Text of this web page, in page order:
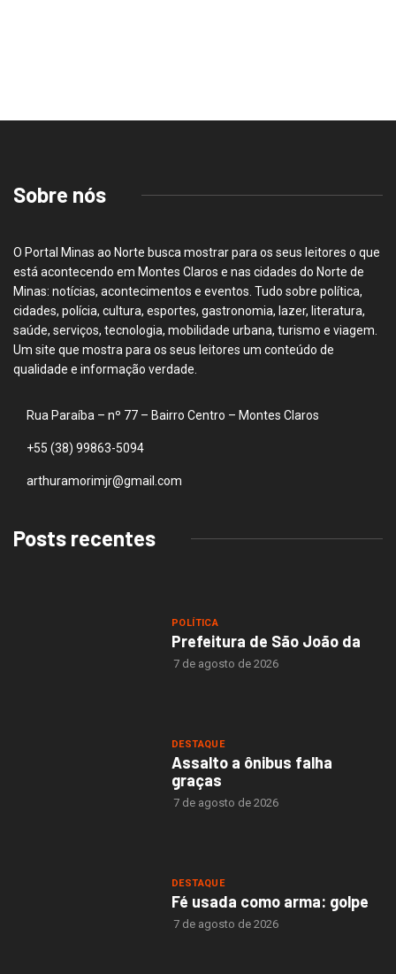
Sobre nós
O Portal Minas ao Norte busca mostrar para os seus leitores o que
está acontecendo em Montes Claros e nas cidades do Norte de
Minas: notícias, acontecimentos e eventos. Tudo sobre política,
cidades, polícia, cultura, esportes, gastronomia, lazer, literatura,
saúde, serviços, tecnologia, mobilidade urbana, turismo e viagem.
Um site que mostra para os seus leitores um conteúdo de
qualidade e informação verdade.
Rua Paraíba – nº 77 – Bairro Centro – Montes Claros
+55 (38) 99863-5094
arthuramorimjr@gmail.com
Posts recentes
POLÍTICA
Prefeitura de São João da
7 de agosto de 2026
DESTAQUE
Assalto a ônibus falha
graças
7 de agosto de 2026
DESTAQUE
Fé usada como arma: golpe
7 de agosto de 2026